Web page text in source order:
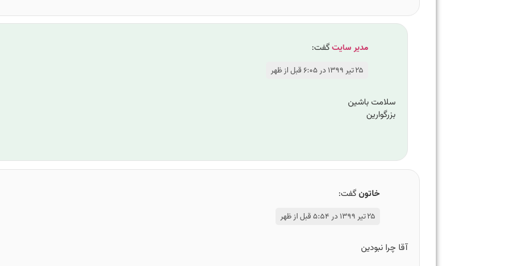
مدیر سایتگفت:
۲۵ تیر ۱۳۹۹ در ۶:۰۵ قبل از ظهر
سلامت باشین
بزرگوارین
خاتونگفت:
۲۵ تیر ۱۳۹۹ در ۵:۵۴ قبل از ظهر
آقا چرا نبودین